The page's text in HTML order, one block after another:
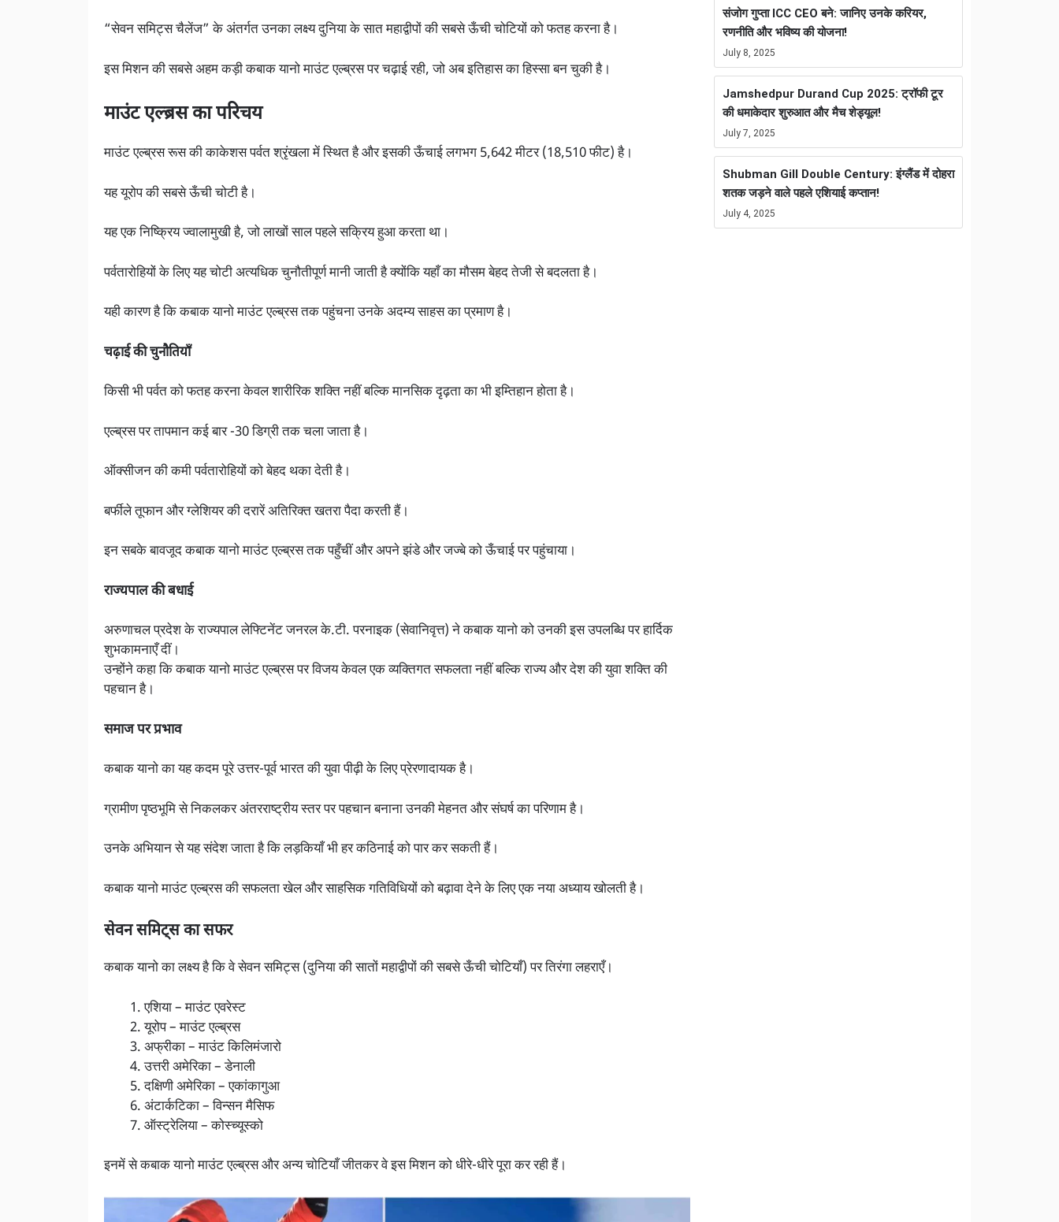
“सेवन समिट्स चैलेंज” के अंतर्गत उनका लक्ष्य दुनिया के सात महाद्वीपों की सबसे ऊँची चोटियों को फतह करना है।
इस मिशन की सबसे अहम कड़ी कबाक यानो माउंट एल्ब्रस पर चढ़ाई रही, जो अब इतिहास का हिस्सा बन चुकी है।
माउंट एल्ब्रस का परिचय
माउंट एल्ब्रस रूस की काकेशस पर्वत श्रृंखला में स्थित है और इसकी ऊँचाई लगभग 5,642 मीटर (18,510 फीट) है।
यह यूरोप की सबसे ऊँची चोटी है।
यह एक निष्क्रिय ज्वालामुखी है, जो लाखों साल पहले सक्रिय हुआ करता था।
पर्वतारोहियों के लिए यह चोटी अत्यधिक चुनौतीपूर्ण मानी जाती है क्योंकि यहाँ का मौसम बेहद तेजी से बदलता है।
यही कारण है कि कबाक यानो माउंट एल्ब्रस तक पहुंचना उनके अदम्य साहस का प्रमाण है।
चढ़ाई की चुनौतियाँ
किसी भी पर्वत को फतह करना केवल शारीरिक शक्ति नहीं बल्कि मानसिक दृढ़ता का भी इम्तिहान होता है।
एल्ब्रस पर तापमान कई बार -30 डिग्री तक चला जाता है।
ऑक्सीजन की कमी पर्वतारोहियों को बेहद थका देती है।
बर्फीले तूफान और ग्लेशियर की दरारें अतिरिक्त खतरा पैदा करती हैं।
इन सबके बावजूद कबाक यानो माउंट एल्ब्रस तक पहुँचीं और अपने झंडे और जज्बे को ऊँचाई पर पहुंचाया।
राज्यपाल की बधाई
अरुणाचल प्रदेश के राज्यपाल लेफ्टिनेंट जनरल के.टी. परनाइक (सेवानिवृत्त) ने कबाक यानो को उनकी इस उपलब्धि पर हार्दिक
शुभकामनाएँ दीं।
उन्होंने कहा कि कबाक यानो माउंट एल्ब्रस पर विजय केवल एक व्यक्तिगत सफलता नहीं बल्कि राज्य और देश की युवा शक्ति की
पहचान है।
समाज पर प्रभाव
कबाक यानो का यह कदम पूरे उत्तर-पूर्व भारत की युवा पीढ़ी के लिए प्रेरणादायक है।
ग्रामीण पृष्ठभूमि से निकलकर अंतरराष्ट्रीय स्तर पर पहचान बनाना उनकी मेहनत और संघर्ष का परिणाम है।
उनके अभियान से यह संदेश जाता है कि लड़कियाँ भी हर कठिनाई को पार कर सकती हैं।
कबाक यानो माउंट एल्ब्रस की सफलता खेल और साहसिक गतिविधियों को बढ़ावा देने के लिए एक नया अध्याय खोलती है।
सेवन समिट्स का सफर
कबाक यानो का लक्ष्य है कि वे सेवन समिट्स (दुनिया की सातों महाद्वीपों की सबसे ऊँची चोटियाँ) पर तिरंगा लहराएँ।
एशिया – माउंट एवरेस्ट
यूरोप – माउंट एल्ब्रस
अफ्रीका – माउंट किलिमंजारो
उत्तरी अमेरिका – डेनाली
दक्षिणी अमेरिका – एकांकागुआ
अंटार्कटिका – विन्सन मैसिफ
ऑस्ट्रेलिया – कोस्च्यूस्को
इनमें से कबाक यानो माउंट एल्ब्रस और अन्य चोटियाँ जीतकर वे इस मिशन को धीरे-धीरे पूरा कर रही हैं।
संजोग गुप्ता ICC CEO बने: जानिए उनके करियर,
रणनीति और भविष्य की योजना!
July 8, 2025
Jamshedpur Durand Cup 2025: ट्रॉफी टूर
की धमाकेदार शुरुआत और मैच शेड्यूल!
July 7, 2025
Shubman Gill Double Century: इंग्लैंड में दोहरा
शतक जड़ने वाले पहले एशियाई कप्तान!
July 4, 2025